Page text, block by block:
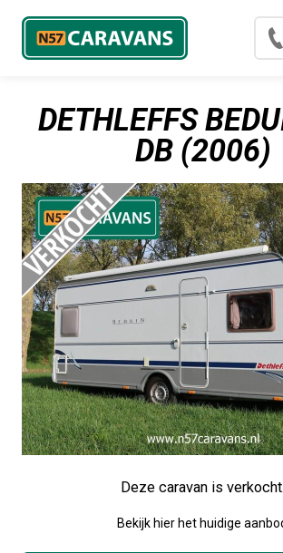
DETHLEFFS
DB (2006)
Deze caravan is verkocht.
Bekijk hier het huidige
Menu
Inkoop
Export
Contact
Over N57 Caravans